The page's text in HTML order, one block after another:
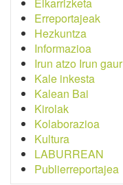
Elkarrizketa
Erreportajeak
Hezkuntza
Informazioa
Irun atzo Irun gaur
Kale inkesta
Kalean Bai
Kirolak
Kolaborazioa
Kultura
LABURREAN
Publierreportajea